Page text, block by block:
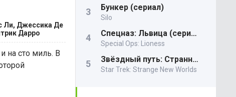
Ли, Джессика Де
Дарро
на сто миль. В
Бункер (сериал)
Silo
Спецназ: Львица (сериал)
Special Ops: Lioness
Звёздный путь: Странные новые миры
Star Trek: Strange New Worlds